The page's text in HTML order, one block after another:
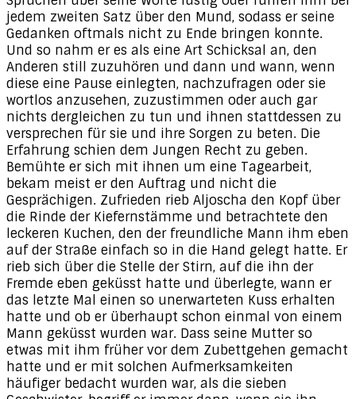
jedem zweiten Satz über den Mund, sodass er seine
Gedanken oftmals nicht zu Ende bringen konnte.
Und so nahm er es als eine Art Schicksal an, den
Anderen still zuzuhören und dann und wann, wenn
diese eine Pause einlegten, nachzufragen oder sie
wortlos anzusehen, zuzustimmen oder auch gar
nichts dergleichen zu tun und ihnen stattdessen zu
versprechen für sie und ihre Sorgen zu beten. Die
Erfahrung schien dem Jungen Recht zu geben.
Bemühte er sich mit ihnen um eine Tagearbeit,
bekam meist er den Auftrag und nicht die
Gesprächigen. Zufrieden rieb Aljoscha den Kopf über
die Rinde der Kiefernstämme und betrachtete den
leckeren Kuchen, den der freundliche Mann ihm eben
auf der Straße einfach so in die Hand gelegt hatte. Er
rieb sich über die Stelle der Stirn, auf die ihn der
Fremde eben geküsst hatte und überlegte, wann er
das letzte Mal einen so unerwarteten Kuss erhalten
hatte und ob er überhaupt schon einmal von einem
Mann geküsst wurden war. Dass seine Mutter so
etwas mit ihm früher vor dem Zubettgehen gemacht
hatte und er mit solchen Aufmerksamkeiten
häufiger bedacht wurden war, als die sieben